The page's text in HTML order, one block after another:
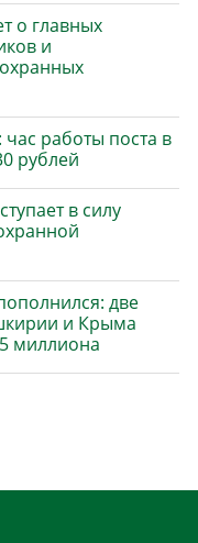
о главных
и
час работы поста в
рублей
в силу
две
и Крыма
миллиона